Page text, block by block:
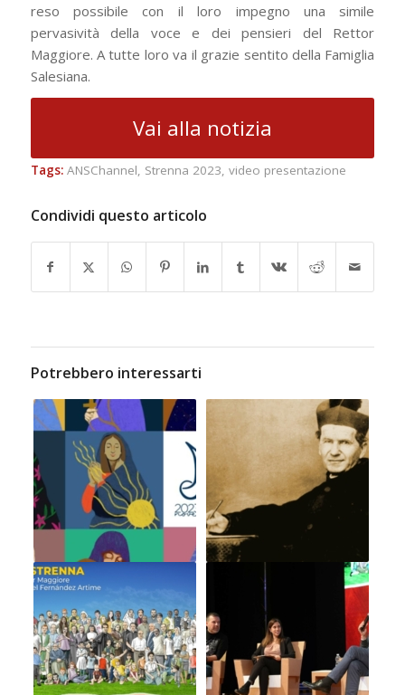
reso possibile con il loro impegno una simile
pervasività della voce e dei pensieri del Rettor
Maggiore. A tutte loro va il grazie sentito della Famiglia
Salesiana.
Vai alla notizia
Tags: ANSChannel, Strenna 2023, video presentazione
Condividi questo articolo
Potrebbero interessarti